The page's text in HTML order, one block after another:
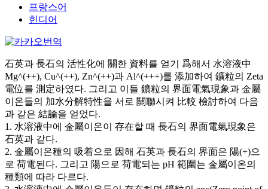
프랑스어
힌디어
石英과 長石의 活性化에 關한 資料를 얻기 爲해서 水溶液中
Mg^(++), Cu^(++), Zn^(++)과 Al^(+++)를 添加하여 鑛粒의 Zeta
電位를 測定하였다. 그리고 이들 鑛粒의 界面電氣現象과 金屬
이온들의 加水分解特性을 서로 關聯시켜 比較 檢討하여 다음
과 같은 結論을 얻었다.
1. 水溶液中에 金屬이온이 存在할 때 長石의 界面電氣現象은
石英과 같다.
2. 金屬이온種의 吸着으로 因해 石英과 長石의 界面은 陽(+)으
로 荷電된다. 그리고 陽으로 荷電되는 pH 範圍는 金屬이온의
種類에 따라 다르다.